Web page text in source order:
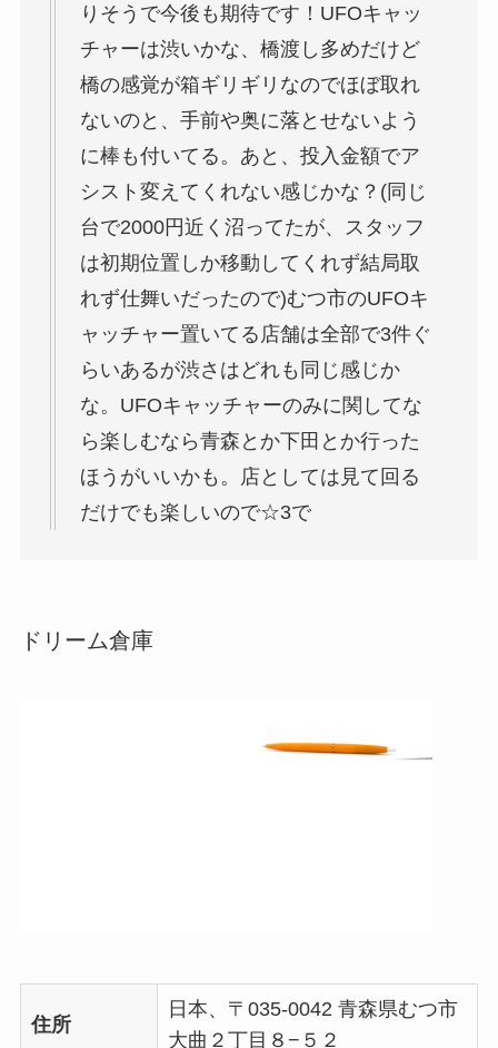
りそうで今後も期待です！UFOキャッ
チャーは渋いかな、橋渡し多めだけど
橋の感覚が箱ギリギリなのでほぼ取れ
ないのと、手前や奥に落とせないよう
に棒も付いてる。あと、投入金額でア
シスト変えてくれない感じかな？(同じ
台で2000円近く沼ってたが、スタッフ
は初期位置しか移動してくれず結局取
れず仕舞いだったので)むつ市のUFOキ
ャッチャー置いてる店舗は全部で3件ぐ
らいあるが渋さはどれも同じ感じか
な。UFOキャッチャーのみに関してな
ら楽しむなら青森とか下田とか行った
ほうがいいかも。店としては見て回る
だけでも楽しいので☆3で
ドリーム倉庫
住所
日本、〒035-0042 青森県むつ市
大曲２丁目８−５２